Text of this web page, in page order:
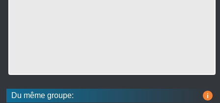
Du même groupe: i